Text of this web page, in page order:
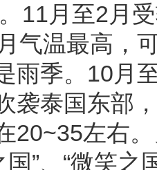
11月至2月
气温最高，
雨季。10月
袭泰国东部
20~35左右
国”、“微笑之